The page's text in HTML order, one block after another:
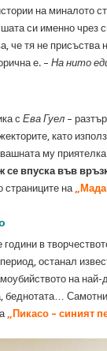
на миналото
си именно чрез
че тя не присъства
е. – На нито
с Ева Гуел–
като
му приятелка
впуска във
страниците на
в
останал
на
беднотата…
„Пикасо – синият